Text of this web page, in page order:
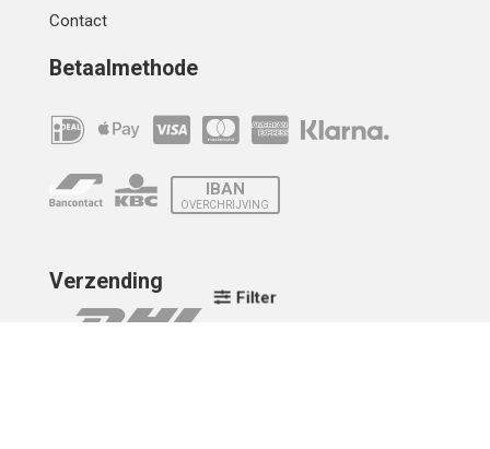
Filter
Contact
Betaalmethode
IBAN
OVERCHRIJVING
Verzending